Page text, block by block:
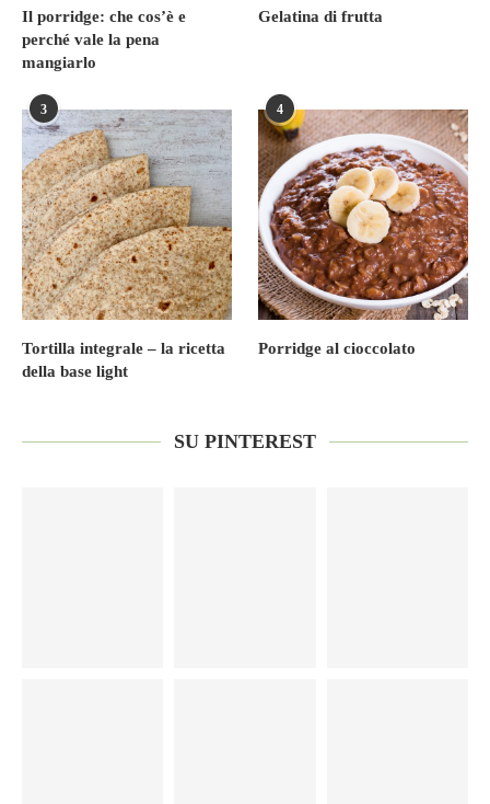
Il porridge: che cos’è e
perché vale la pena
mangiarlo
Gelatina di frutta
3
Tortilla integrale – la ricetta
della base light
4
Porridge al cioccolato
SU PINTEREST